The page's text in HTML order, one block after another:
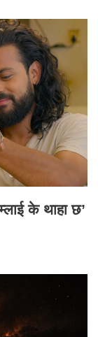
के थाहा छ’